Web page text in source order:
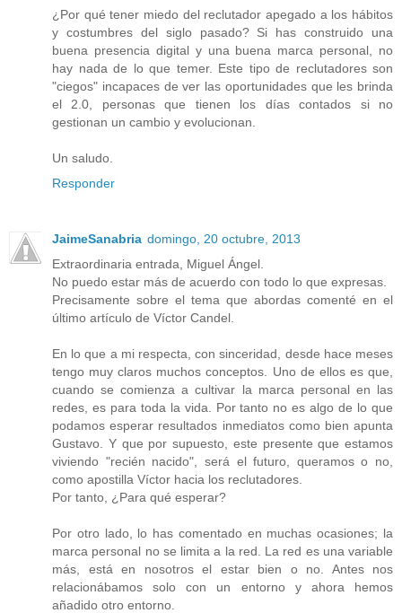
¿Por qué tener miedo del reclutador apegado a los hábitos
y costumbres del siglo pasado? Si has construido una
buena presencia digital y una buena marca personal, no
hay nada de lo que temer. Este tipo de reclutadores son
"ciegos" incapaces de ver las oportunidades que les brinda
el 2.0, personas que tienen los días contados si no
gestionan un cambio y evolucionan.
Un saludo.
Responder
JaimeSanabria domingo, 20 octubre, 2013
Extraordinaria entrada, Miguel Ángel.
No puedo estar más de acuerdo con todo lo que expresas.
Precisamente sobre el tema que abordas comenté en el
último artículo de Víctor Candel.
En lo que a mi respecta, con sinceridad, desde hace meses
tengo muy claros muchos conceptos. Uno de ellos es que,
cuando se comienza a cultivar la marca personal en las
redes, es para toda la vida. Por tanto no es algo de lo que
podamos esperar resultados inmediatos como bien apunta
Gustavo. Y que por supuesto, este presente que estamos
viviendo "recién nacido", será el futuro, queramos o no,
como apostilla Víctor hacia los reclutadores.
Por tanto, ¿Para qué esperar?
Por otro lado, lo has comentado en muchas ocasiones; la
marca personal no se limita a la red. La red es una variable
más, está en nosotros el estar bien o no. Antes nos
relacionábamos solo con un entorno y ahora hemos
añadido otro entorno.